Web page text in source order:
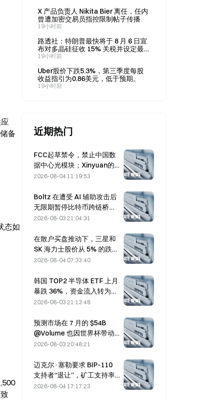
备
态如
X 产品负责人 Nikita Bier 离任，任内
曾遭加密交易员指控限制帖子传播
19小时前
路透社：特朗普最快将于 8 月 6 日宣
布对多晶硅征收 15% 关税并设定最
低价格
19小时前
Uber股价下跌5.3%，第三季度每股
收益指引为0.86美元，低于预期。
19小时前
近期热门
FCC起草禁令，禁止中国数
据中心光模块；Xinyuan的
市场份额面临27%的冲击
2026-08-04 11:19:53
Boltz 在遭受 AI 辅助攻击后
无限期暂停比特币跨链桥服
务
2026-08-03 21:04:31
在散户买盘推动下，三星和
SK 海力士股价从 5% 的跌幅
中反弹
2026-08-04 07:33:40
韩国 TOP2 半导体 ETF 上月
暴跌 36%，资金流入转为流
出
2026-08-03 21:13:48
预测市场在 7 月的 $54B
@Volume 也因世界杯带动
交易而达到热度
2026-08-03 20:48:21
迈克尔·塞勒要求 BIP-110
支持者“退让”，矿工支持率
停滞在 2.70%
2026-08-04 17:17:23